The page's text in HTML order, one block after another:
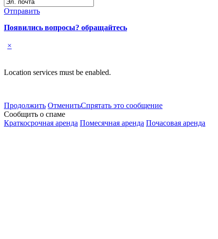
Отправить
Появились вопросы? обращайтесь
×
Location services must be enabled.
Продолжить ОтменитьСпрятать это сообщение
Сообщить о спаме
Краткосрочная аренда Помесячная аренда Почасовая аренда